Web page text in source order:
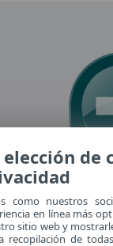
elección de
como nuestros
en línea más
sitio web y
recopilación de